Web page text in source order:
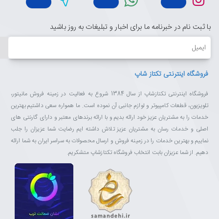
پردازنده قدرتمندی که در تلویزیون هوشمند سامسونگ شما تعبیه شده
است سرعت عملکرد آن را بالا می‌برد، به طوری که به دستورات و برنامه‌های
در حال اجرا بلافاصله واکنش می‌دهد. سرعت پردازش بالای تلویزیون های
Screen ممکن می سازد.
سیستم عامل تایزن (Tizen) به تلویزیون هوشمند سرعت می بخشد
سیستم عامل تایزن با سریع‌تر کردن فرآیند دسترسی به اپلیکیشن ها و
تغییر حالت فوری به پخش برنامه های تلویزیونی واسطه کاربری آسانی را
ارائه می نماید. همچنین از سرویس های اشتراک ویدئویی متنوعی همچون
آپارات نیز پشتیبانی می نماید.
همراه با تلویزیون سامسونگ به دنیای از محتواهای ویدیویی وارد شوید
با ثبت نام در خبرنامه ما برای اخبار و تبلیغات به روز باشید
ایمیل
فروشگاه اینترنتی تکتاز شاپ
فروشگاه اینترنتی تکتازشاپ از سال 1384 شروع به فعالیت در زمینه فروش مانیتور،
تلویزیون، قطعات کامپیوتر و لوازم جانبی آن نموده است. ما همواره سعی داشتیم بهترین
خدمات را به مشتریان عزیز خود ارائه بدیم و با ارائه برندهای معتبر و دارای گارنتی های
اصلی و خدمات رسان به مشتریان عزیز تلاش داشته ایم رضایت شما عزیزان را جلب
نماییم و بهترین خدمات را در زمینه فروش و ارسال محصولات به سراسر ایران به شما ارائه
دهیم. از شما عزیزان بابت انتخاب فروشگاه تکتازشاپ متشکریم.